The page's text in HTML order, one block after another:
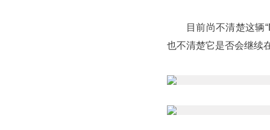
目前尚不清楚这辆
也不清楚它是否会继续